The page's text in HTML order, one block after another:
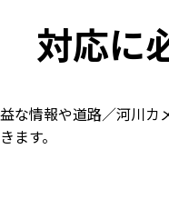
対応に
な情報や道路／河川
ます。